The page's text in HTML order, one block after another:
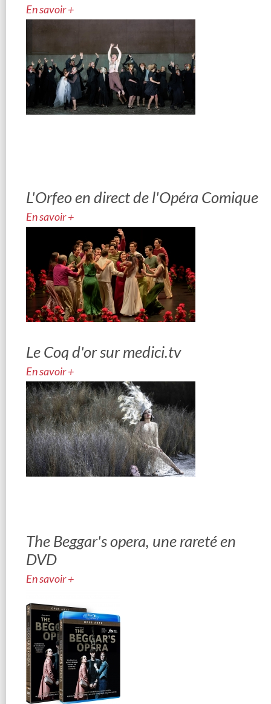
En savoir +
L'Orfeo en direct de l'Opéra Comique
En savoir +
Le Coq d'or sur medici.tv
En savoir +
The Beggar's opera, une rareté en
DVD
En savoir +